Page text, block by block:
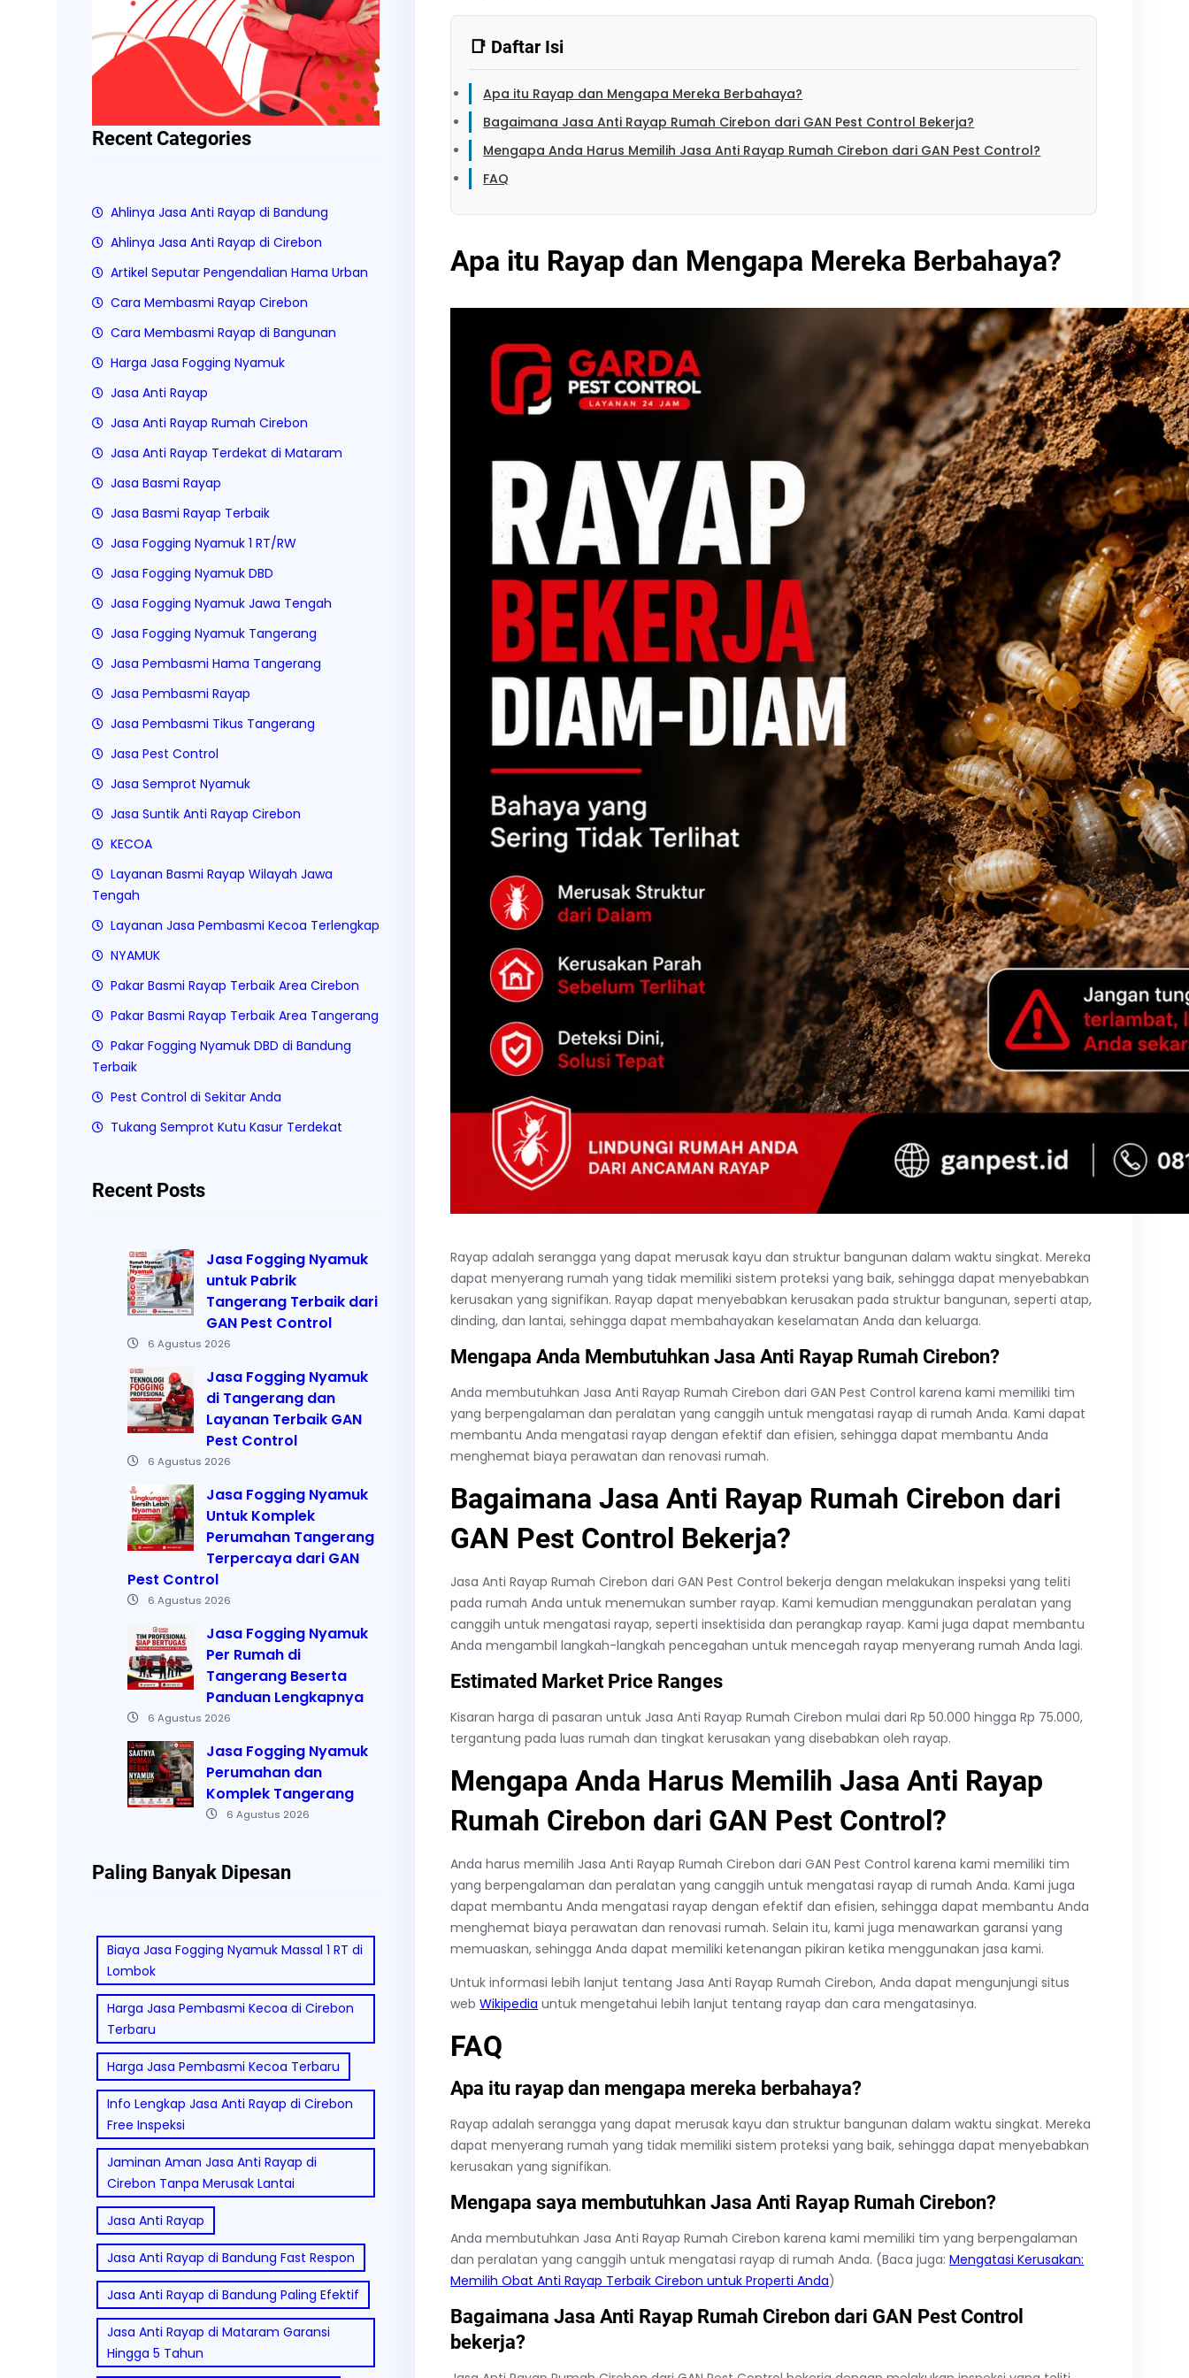
Recent Categories
Ahlinya Jasa Anti Rayap di Bandung
Ahlinya Jasa Anti Rayap di Cirebon
Artikel Seputar Pengendalian Hama Urban
Cara Membasmi Rayap Cirebon
Cara Membasmi Rayap di Bangunan
Harga Jasa Fogging Nyamuk
Jasa Anti Rayap
Jasa Anti Rayap Rumah Cirebon
Jasa Anti Rayap Terdekat di Mataram
Jasa Basmi Rayap
Jasa Basmi Rayap Terbaik
Jasa Fogging Nyamuk 1 RT/RW
Jasa Fogging Nyamuk DBD
Jasa Fogging Nyamuk Jawa Tengah
Jasa Fogging Nyamuk Tangerang
Jasa Pembasmi Hama Tangerang
Jasa Pembasmi Rayap
Jasa Pembasmi Tikus Tangerang
Jasa Pest Control
Jasa Semprot Nyamuk
Jasa Suntik Anti Rayap Cirebon
KECOA
Layanan Basmi Rayap Wilayah Jawa
Tengah
Layanan Jasa Pembasmi Kecoa Terlengkap
NYAMUK
Pakar Basmi Rayap Terbaik Area Cirebon
Pakar Basmi Rayap Terbaik Area Tangerang
Pakar Fogging Nyamuk DBD di Bandung
Terbaik
Pest Control di Sekitar Anda
Tukang Semprot Kutu Kasur Terdekat
Recent Posts
Jasa Fogging Nyamuk
untuk Pabrik
Tangerang Terbaik dari
GAN Pest Control
6 Agustus 2026
Jasa Fogging Nyamuk
di Tangerang dan
Layanan Terbaik GAN
Pest Control
6 Agustus 2026
Jasa Fogging Nyamuk
Untuk Komplek
Perumahan Tangerang
Terpercaya dari GAN
Pest Control
6 Agustus 2026
Jasa Fogging Nyamuk
Per Rumah di
Tangerang Beserta
Panduan Lengkapnya
6 Agustus 2026
Jasa Fogging Nyamuk
Perumahan dan
Komplek Tangerang
6 Agustus 2026
Paling Banyak Dipesan
Biaya Jasa Fogging Nyamuk Massal 1 RT di
Lombok
Harga Jasa Pembasmi Kecoa di Cirebon
Terbaru
Harga Jasa Pembasmi Kecoa Terbaru
Info Lengkap Jasa Anti Rayap di Cirebon
Free Inspeksi
Jaminan Aman Jasa Anti Rayap di
Cirebon Tanpa Merusak Lantai
Jasa Anti Rayap
Jasa Anti Rayap di Bandung Fast Respon
Jasa Anti Rayap di Bandung Paling Efektif
Jasa Anti Rayap di Mataram Garansi
Hingga 5 Tahun
📑 Daftar Isi
Apa itu Rayap dan Mengapa Mereka Berbahaya?
Bagaimana Jasa Anti Rayap Rumah Cirebon dari GAN Pest Control Bekerja?
Mengapa Anda Harus Memilih Jasa Anti Rayap Rumah Cirebon dari GAN Pest Control?
FAQ
Apa itu Rayap dan Mengapa Mereka Berbahaya?
Rayap adalah serangga yang dapat merusak kayu dan struktur bangunan dalam waktu singkat. Mereka
dapat menyerang rumah yang tidak memiliki sistem proteksi yang baik, sehingga dapat menyebabkan
kerusakan yang signifikan. Rayap dapat menyebabkan kerusakan pada struktur bangunan, seperti atap,
dinding, dan lantai, sehingga dapat membahayakan keselamatan Anda dan keluarga.
Mengapa Anda Membutuhkan Jasa Anti Rayap Rumah Cirebon?
Anda membutuhkan Jasa Anti Rayap Rumah Cirebon dari GAN Pest Control karena kami memiliki tim
yang berpengalaman dan peralatan yang canggih untuk mengatasi rayap di rumah Anda. Kami dapat
membantu Anda mengatasi rayap dengan efektif dan efisien, sehingga dapat membantu Anda
menghemat biaya perawatan dan renovasi rumah.
Bagaimana Jasa Anti Rayap Rumah Cirebon dari
GAN Pest Control Bekerja?
Jasa Anti Rayap Rumah Cirebon dari GAN Pest Control bekerja dengan melakukan inspeksi yang teliti
pada rumah Anda untuk menemukan sumber rayap. Kami kemudian menggunakan peralatan yang
canggih untuk mengatasi rayap, seperti insektisida dan perangkap rayap. Kami juga dapat membantu
Anda mengambil langkah-langkah pencegahan untuk mencegah rayap menyerang rumah Anda lagi.
Estimated Market Price Ranges
Kisaran harga di pasaran untuk Jasa Anti Rayap Rumah Cirebon mulai dari Rp 50.000 hingga Rp 75.000,
tergantung pada luas rumah dan tingkat kerusakan yang disebabkan oleh rayap.
Mengapa Anda Harus Memilih Jasa Anti Rayap
Rumah Cirebon dari GAN Pest Control?
Anda harus memilih Jasa Anti Rayap Rumah Cirebon dari GAN Pest Control karena kami memiliki tim
yang berpengalaman dan peralatan yang canggih untuk mengatasi rayap di rumah Anda. Kami juga
dapat membantu Anda mengatasi rayap dengan efektif dan efisien, sehingga dapat membantu Anda
menghemat biaya perawatan dan renovasi rumah. Selain itu, kami juga menawarkan garansi yang
memuaskan, sehingga Anda dapat memiliki ketenangan pikiran ketika menggunakan jasa kami.
Untuk informasi lebih lanjut tentang Jasa Anti Rayap Rumah Cirebon, Anda dapat mengunjungi situs
webWikipedia untuk mengetahui lebih lanjut tentang rayap dan cara mengatasinya.
FAQ
Apa itu rayap dan mengapa mereka berbahaya?
Rayap adalah serangga yang dapat merusak kayu dan struktur bangunan dalam waktu singkat. Mereka
dapat menyerang rumah yang tidak memiliki sistem proteksi yang baik, sehingga dapat menyebabkan
kerusakan yang signifikan.
Mengapa saya membutuhkan Jasa Anti Rayap Rumah Cirebon?
Anda membutuhkan Jasa Anti Rayap Rumah Cirebon karena kami memiliki tim yang berpengalaman
dan peralatan yang canggih untuk mengatasi rayap di rumah Anda. (Baca juga:Mengatasi Kerusakan:
Memilih Obat Anti Rayap Terbaik Cirebon untuk Properti Anda)
Bagaimana Jasa Anti Rayap Rumah Cirebon dari GAN Pest Control
bekerja?